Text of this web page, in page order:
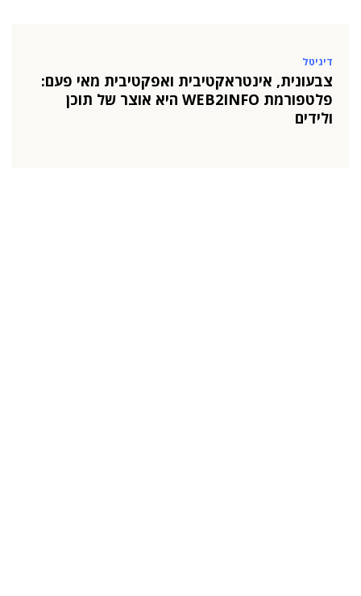
דיגיטל
צבעונית, אינטראקטיבית ואפקטיבית מאי פעם:
פלטפורמת WEB2INFO היא אוצר של תוכן
ולידים